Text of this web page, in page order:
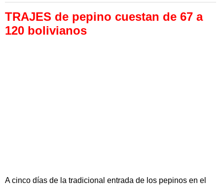
TRAJES de pepino cuestan de 67 a
120 bolivianos
A cinco días de la tradicional entrada de los pepinos en el